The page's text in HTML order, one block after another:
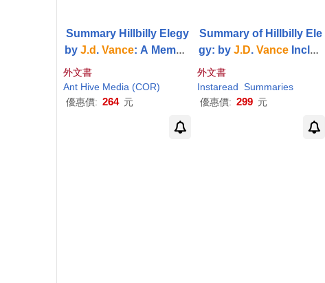
Summary Hillbilly Elegy
by J.d . Vance: A Memoir
of a Family and Culture i
n Crisis
外文書
Ant Hive Media (COR)
優惠價: 264 元
Summary of Hillbilly Ele
gy: by J.D. VanceInclud
外文書
Instaread Summaries
優惠價: 299 元